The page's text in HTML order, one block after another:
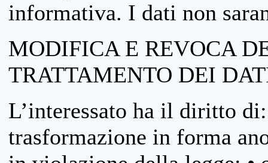
informativa. I dati non
MODIFICA E REVOCA
TRATTAMENTO DEI
L’interessato ha il diritto
trasformazione in forma